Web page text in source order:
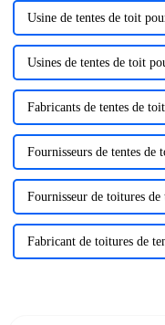
Usine de tentes de toit
Usines de tentes de toit
Fabricants de tentes de
Fournisseurs de tentes de
Fournisseur de toitures de
Fabricant de toitures de